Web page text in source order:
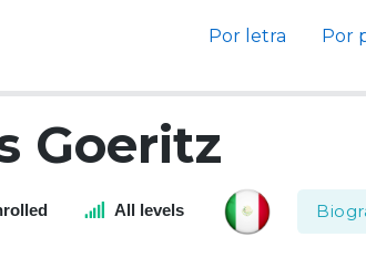
Por letra Por
Goeritz
All levels